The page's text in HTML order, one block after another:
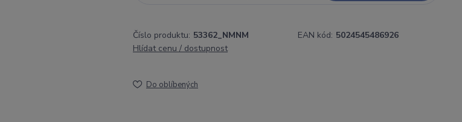
Číslo produktu: 53362_NMNM EAN kód: 5024545486926
Hlídat cenu / dostupnost
Do oblíbených